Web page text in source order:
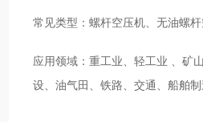
常见类型：螺杆空压机、无油螺
应用领域：重工业、轻工业 、矿
设、油气田、铁路、交通、船舶